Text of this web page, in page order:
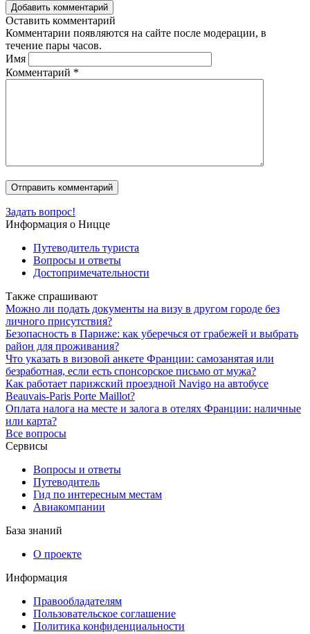
Добавить комментарий
Оставить комментарий
Комментарии появляются на сайте после модерации, в
течение пары часов.
Имя
Комментарий *
Задать вопрос!
Информация о Ницце
Путеводитель туриста
Вопросы и ответы
Достопримечательности
Также спрашивают
Можно ли подать документы на визу в другом городе без
личного присутствия?
Безопасность в Париже: как уберечься от грабежей и выбрать
район для проживания?
Что указать в визовой анкете Франции: самозанятая или
безработная, если есть спонсорское письмо от мужа?
Как работает парижский проездной Navigo на автобусе
Beauvais-Paris Porte Maillot?
Оплата налога на месте и залога в отелях Франции: наличные
или карта?
Все вопросы
Сервисы
Вопросы и ответы
Путеводитель
Гид по интересным местам
Авиакомпании
База знаний
О проекте
Информация
Правообладателям
Пользовательское соглашение
Политика конфиденциальности